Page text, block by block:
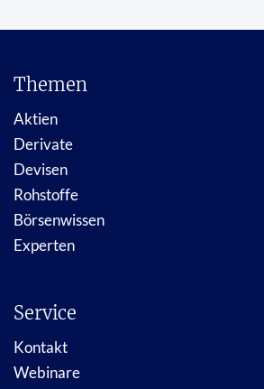
Themen
Aktien
Derivate
Devisen
Rohstoffe
Börsenwissen
Experten
Service
Kontakt
Webinare